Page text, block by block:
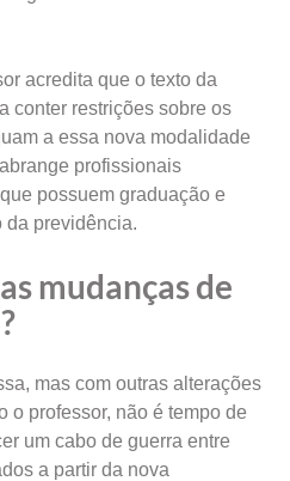
acredita que o texto da
conter restrições sobre os
a essa nova modalidade
profissionais
possuem graduação e
da previdência.
mudanças de
mas com outras alterações
o professor, não é tempo de
um cabo de guerra entre
a partir da nova